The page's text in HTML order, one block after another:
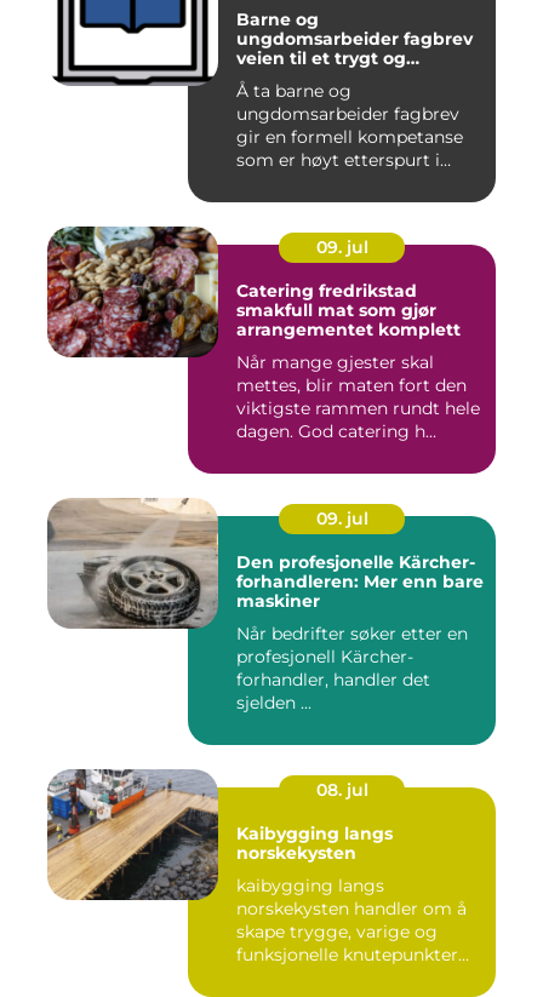
Barne og
ungdomsarbeider fagbrev
veien til et trygt og
meningsfullt yrke
Å ta barne og
ungdomsarbeider fagbrev
gir en formell kompetanse
som er høyt etterspurt i
09. jul
Catering fredrikstad
smakfull mat som gjør
arrangementet komplett
Når mange gjester skal
mettes, blir maten fort den
viktigste rammen rundt hele
dagen. God catering h...
09. jul
Den profesjonelle Kärcher-
forhandleren: Mer enn bare
maskiner
Når bedrifter søker etter en
profesjonell Kärcher-
forhandler, handler det
sjelden ...
08. jul
Kaibygging langs
norskekysten
kaibygging langs
norskekysten handler om å
skape trygge, varige og
funksjonelle knutepunkter